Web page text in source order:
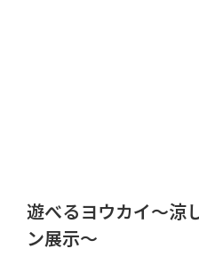
遊べるヨウカイ～涼
ン展示～